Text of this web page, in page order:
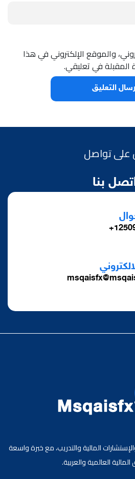
والموقع الإلكتروني في هذا
المقبلة في تعليقي.
تواصل
بنا
المالية والتدريب، مع خبرة واسعة
العالمية والعربية.